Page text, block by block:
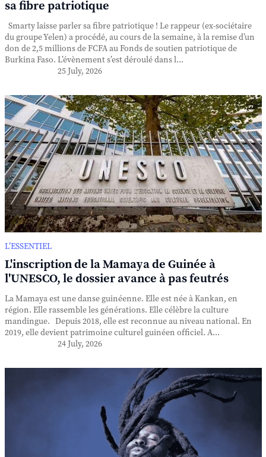
sa fibre patriotique
Smarty laisse parler sa fibre patriotique ! Le rappeur (ex-sociétaire
du groupe Yelen) a procédé, au cours de la semaine, à la remise d’un
don de 2,5 millions de FCFA au Fonds de soutien patriotique de
Burkina Faso. L’évènement s’est déroulé dans l...
25 July, 2026
L’ESSENTIEL
L'inscription de la Mamaya de Guinée à
l'UNESCO, le dossier avance à pas feutrés
La Mamaya est une danse guinéenne. Elle est née à Kankan, en
région. Elle rassemble les générations. Elle célèbre la culture
mandingue. Depuis 2018, elle est reconnue au niveau national. En
2019, elle devient patrimoine culturel guinéen officiel. A...
24 July, 2026